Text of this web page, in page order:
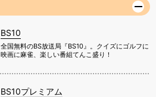
BS10
全国無料のBS放送局『BS10』。クイズにゴルフに
映画に麻雀、楽しい番組てんこ盛り！
BS10プレミアム